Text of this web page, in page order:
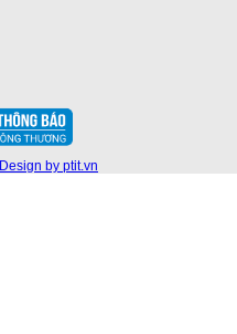
Design by ptit.vn